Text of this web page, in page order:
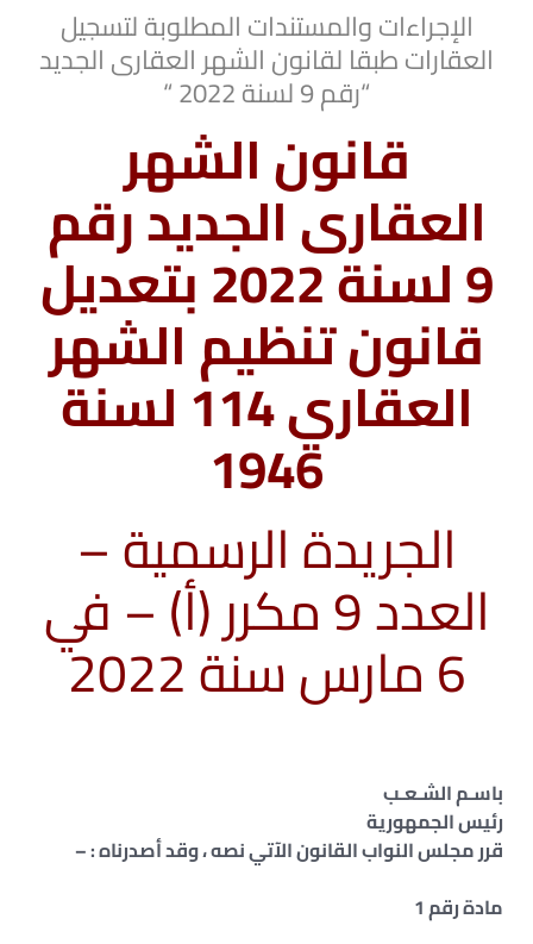
الإجراءات والمستندات المطلوبة لتسجيل
العقارات طبقا لقانون الشهر العقارى الجديد
“رقم 9 لسنة 2022 “
قانون الشهر
العقارى الجديد رقم
9 لسنة 2022 بتعديل
قانون تنظيم الشهر
العقاري 114 لسنة
1946
الجريدة الرسمية –
العدد 9 مكرر (أ) – في
6 مارس سنة 2022
باسـم الشـعـب
رئيس الجمهورية
قرر مجلس النواب القانون الآتي نصه ، وقد أصدرناه : –
مادة رقم 1